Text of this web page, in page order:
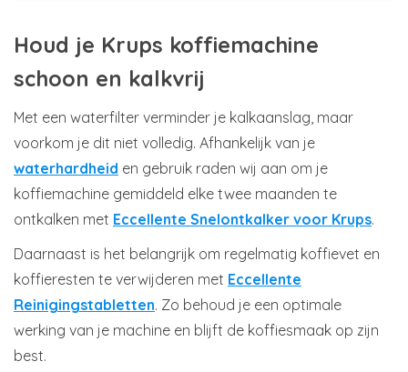
Houd je Krups koffiemachine
schoon en kalkvrij
Met een waterfilter verminder je kalkaanslag, maar
voorkom je dit niet volledig. Afhankelijk van je
waterhardheid en gebruik raden wij aan om je
koffiemachine gemiddeld elke twee maanden te
ontkalken met Eccellente Snelontkalker voor Krups.
Daarnaast is het belangrijk om regelmatig koffievet en
koffieresten te verwijderen met Eccellente
Reinigingstabletten. Zo behoud je een optimale
werking van je machine en blijft de koffiesmaak op zijn
best.